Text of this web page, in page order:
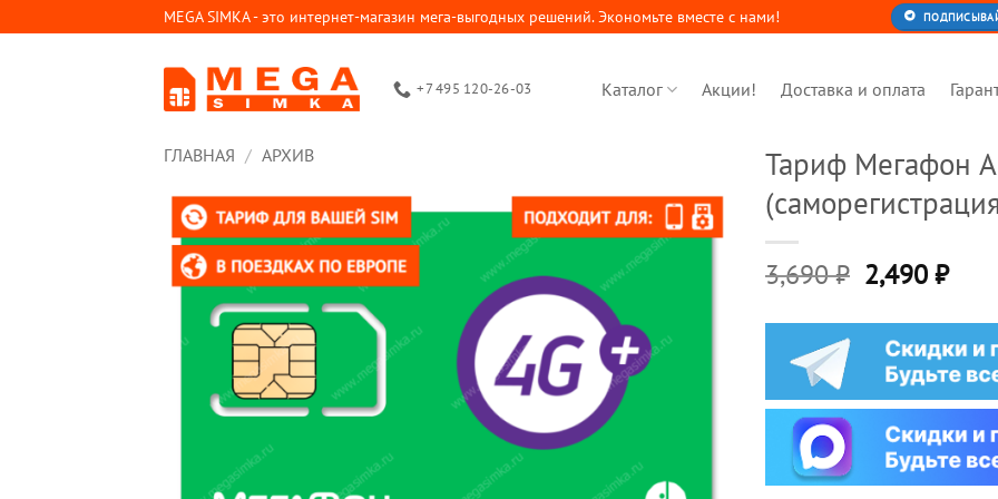
to
MEGA SIMKA - это интернет-магазин мега-выгодных решений. Экономьте вместе с нами!
+7 495 120-26-03 Каталог Акции! Доставка и оплата
ГЛАВНАЯ / АРХИВ
Тариф Мегафон
3,690₽
составляла
3,690 ₽.
2,490₽